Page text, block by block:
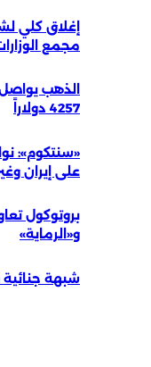
إغلاق كلي
مجمع الوزارات
الذهب
4257 دولاراً
«سنتكوم»:
على إيران وغيرنا مسار
بروتوكول
و«الرماية»
شبهة جنائية